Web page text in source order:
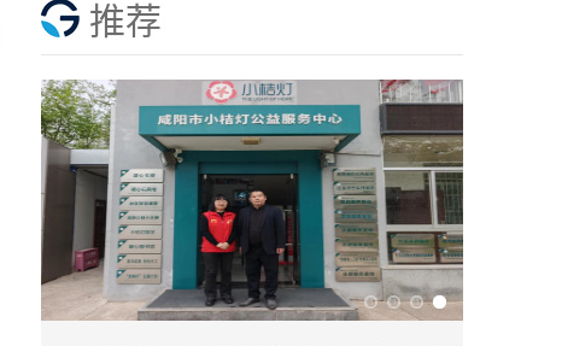
推荐